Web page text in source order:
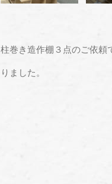
柱巻き造作棚３点のご依頼
りました。